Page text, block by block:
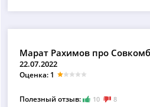
Марат Рахимов про
22.07.2022
Оценка: 1
Полезный отзыв: 10 8